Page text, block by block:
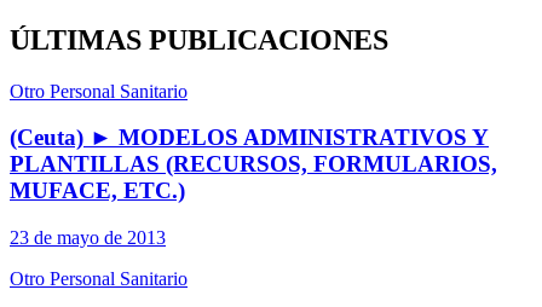
ÚLTIMAS PUBLICACIONES
Otro Personal Sanitario
(Ceuta) ► MODELOS ADMINISTRATIVOS Y
PLANTILLAS (RECURSOS, FORMULARIOS,
MUFACE, ETC.)
23 de mayo de 2013
Otro Personal Sanitario